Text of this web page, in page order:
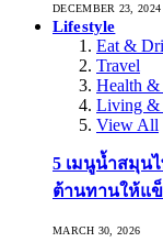
DECEMBER 23, 2024
Lifestyle
Eat &
Travel
Health &
Living &
View All
5 เมนูน้ำสมุน
ต้านทานให้แข็
MARCH 30, 2026